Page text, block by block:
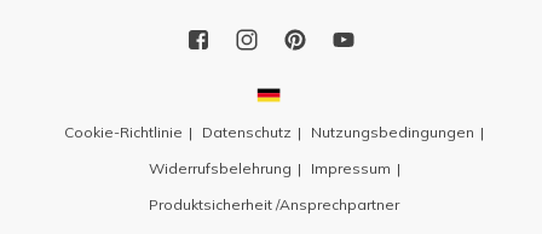
Cookie-Richtlinie Datenschutz
Nutzungsbedingungen
Widerrufsbelehrung
Impressum
Produktsicherheit /Ansprechpartner